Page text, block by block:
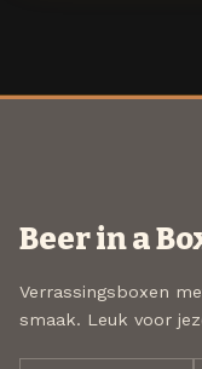
Beer in a
Verrassingsboxen
smaak. Leuk voor